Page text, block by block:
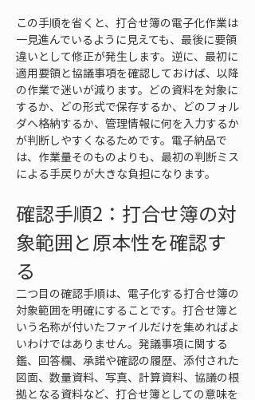
この手順を省くと、打合せ簿の電子化作業は
一見進んでいるように見えても、最後に要領
違いとして修正が発生します。逆に、最初に
適用要領と協議事項を確認しておけば、以降
の作業で迷いが減ります。どの資料を対象に
するか、どの形式で保存するか、どのフォル
ダへ格納するか、管理情報に何を入力するか
が判断しやすくなるためです。電子納品で
は、作業量そのものよりも、最初の判断ミス
による手戻りが大きな負担になります。
確認手順2：打合せ簿の対
象範囲と原本性を確認す
る
二つ目の確認手順は、電子化する打合せ簿の
対象範囲を明確にすることです。打合せ簿と
いう名称が付いたファイルだけを集めればよ
いわけではありません。発議事項に関する
鑑、回答欄、承諾や確認の履歴、添付された
図面、数量資料、写真、計算資料、協議の根
拠となる資料など、打合せ簿としての意味を